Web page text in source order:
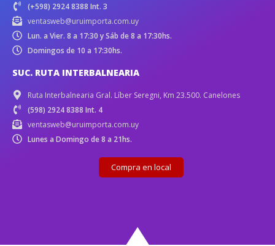
(+598) 2924 8388 Int. 3
ventasweb@uruimporta.com.uy
Lun. a Vier. 8 a 17:30 y Sáb de 8 a 17:30hs.
Domingos de 10 a 17:30hs.
SUC. RUTA INTERBALNEARIA
Ruta Interbalnearia Gral. Líber Seregni, Km 23.500. Canelones
(598) 2924 8388 Int. 4
ventasweb@uruimporta.com.uy
Lunes a Domingo de 8 a 21hs.
Compra en local